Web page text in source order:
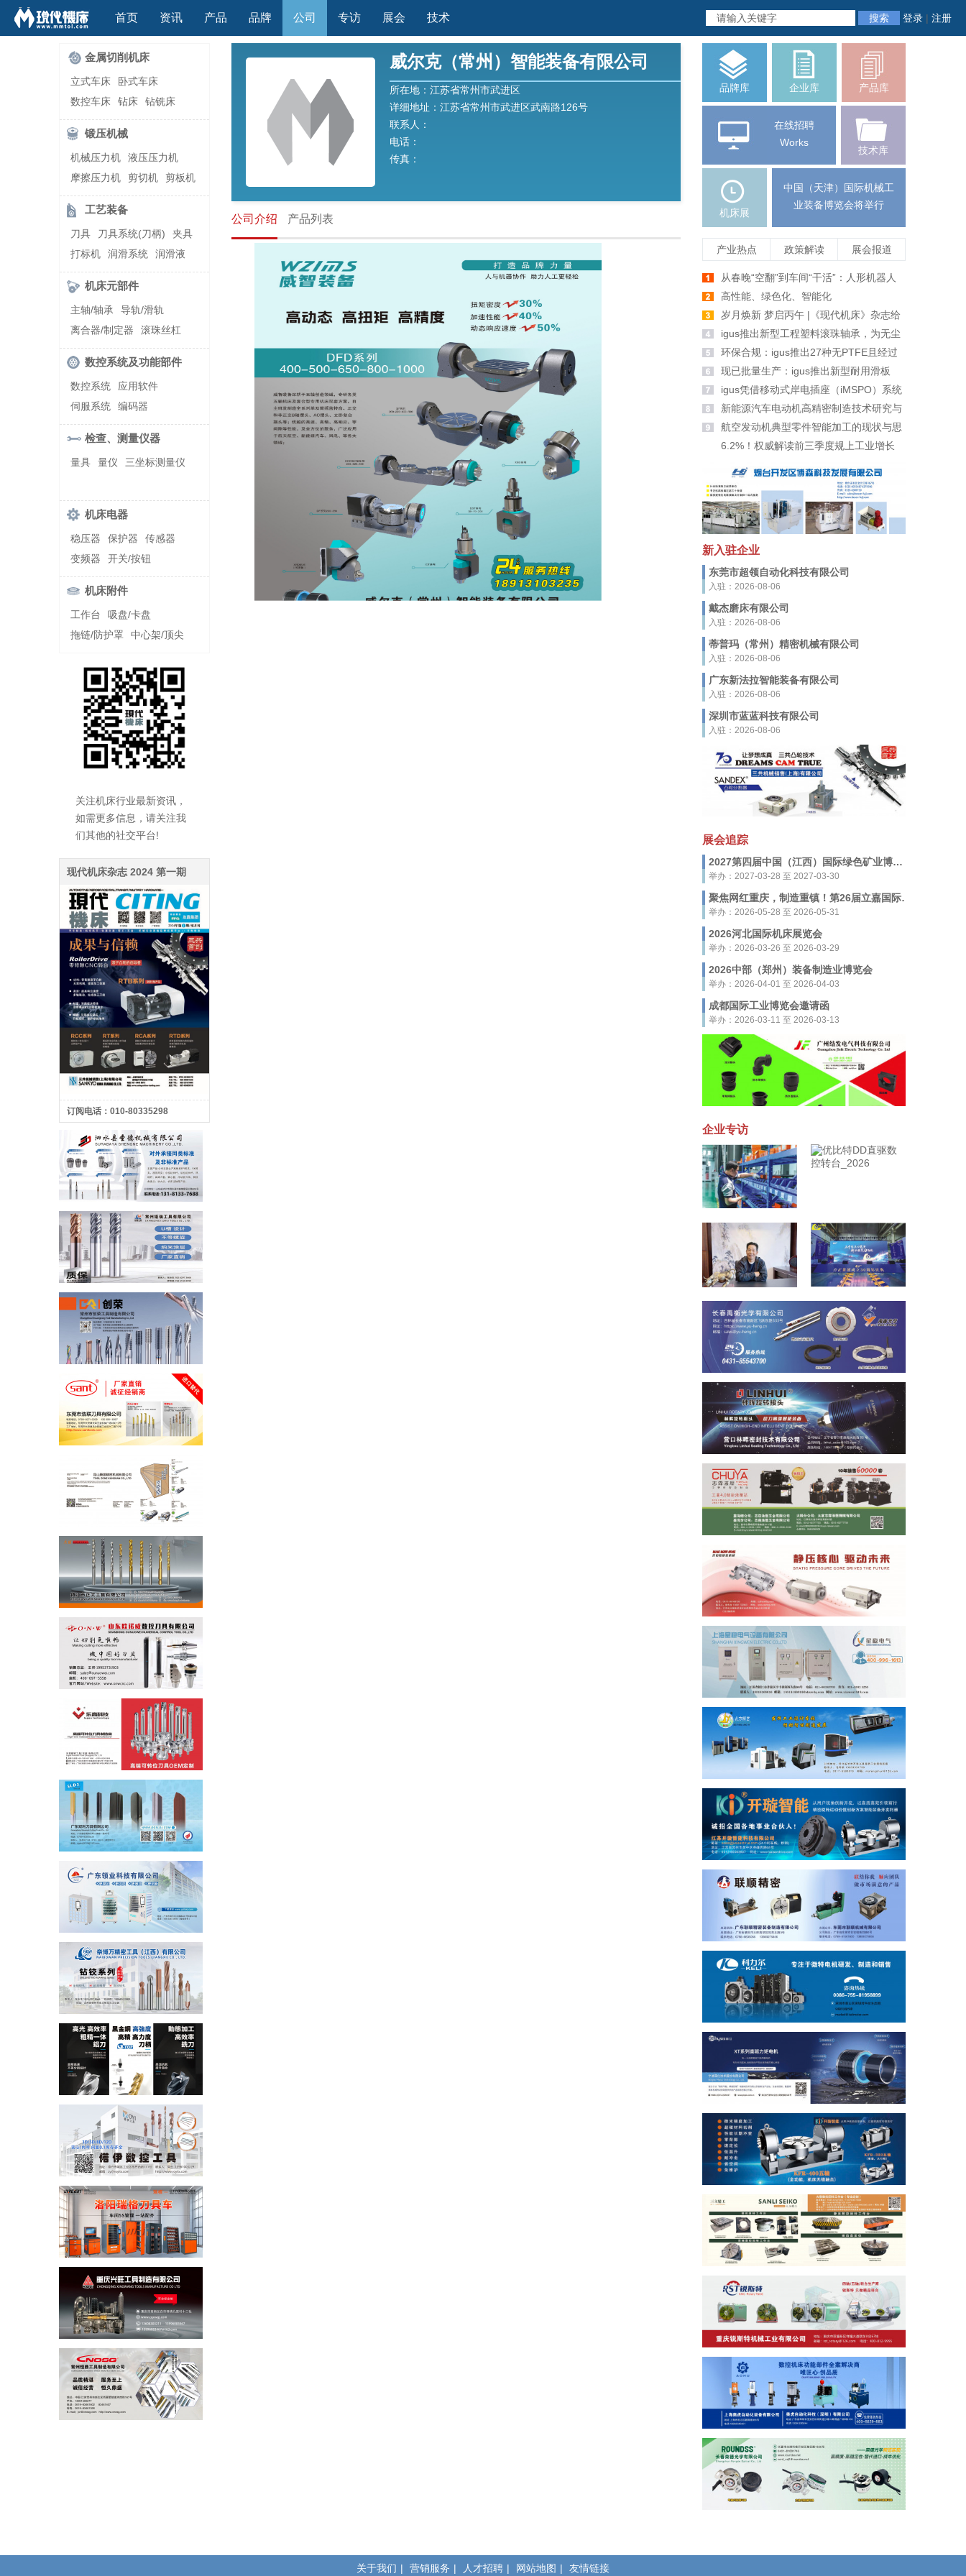
首页 资讯 产品 品牌 公司 专访 展会 技术 搜索 登录 | 注册
金属切削机床
立式车床
卧式车床
数控车床
钻床
钻铣床
立式镗(铣)床
卧式镗(铣)床
龙门铣镗床
立式铣床
卧式铣床
雕刻机
平面磨床
外圆磨床
内圆磨床
龙门磨床
滚齿机\铣齿机
刨床
带锯床
车削加工中心
立式加工中心
卧式加工中心
龙门加工中心
激光快速成型
组合机床
螺纹加工机床
锻压机械
机械压力机
液压压力机
摩擦压力机
剪切机
剪板机
自动锻压机
折弯机
弯管机
快速成型机
工艺装备
刀具 刀具系统(刀柄)
夹具
打标机
润滑系统
润滑液
切削液
刃磨机
机床元部件
主轴/轴承
导轨/滑轨
离合器/制定器
滚珠丝杠
齿轮/减速器
数控系统及功能部件
数控系统
应用软件
伺服系统
编码器
检查、测量仪器
量具 量仪 三坐标测量仪
机床电器
稳压器 保护器
传感器
变频器
开关/按钮
机床附件
工作台
吸盘/卡盘
拖链/防护罩
中心架/顶尖
关注机床行业最新资讯，
如需更多信息，请关注我
们其他的社交平台!
现代机床杂志 2024 第一期
订阅电话：010-80335298
威尔克（常州）智能装备有限公司
所在地：江苏省常州市武进区
详细地址：江苏省常州市武进区武南路126号
联系人：
电话：
传真：
公司介绍 产品列表
品牌库 企业库 产品库
在线招聘
Works
技术库
机床展
中国（天津）国际机械工
业装备博览会将举行
产业热点 政策解读 展会报道
从春晚“空翻”到车间“干活”：人形机器人
爆发前夕，机床行业如何牵手未来智造
高性能、绿色化、智能化
岁月焕新 梦启丙午 |《现代机床》杂志给
大家拜年啦！
igus推出新型工程塑料滚珠轴承，为无尘
室带来更高安全性
环保合规：igus推出27种无PTFE且经过
PFAS检测的新材料
现已批量生产：igus推出新型耐用滑板
轮、滑轮及滚轮适配器
igus凭借移动式岸电插座（iMSPO）系统
荣获“年度海事创新者”奖
新能源汽车电动机高精密制造技术研究与
应用航空发动机典型零件智能加工的现状与思
6.2%！权威解读前三季度规上工业增长
新入驻企业
东莞市超领自动化科技有限公司
入驻：2026-08-06
戴杰磨床有限公司
入驻：2026-08-06
蒂普玛（常州）精密机械有限公司
入驻：2026-08-06
广东新法拉智能装备有限公司
入驻：2026-08-06
深圳市蓝蓝科技有限公司
入驻：2026-08-06
展会追踪
2027第四届中国（江西）国际绿色矿业博览会
举办：2027-03-28 至 2027-03-30
聚焦网红重庆，制造重镇！第26届立嘉国际智能装备展览会，5月28-31日启幕
举办：2026-05-28 至 2026-05-31
2026河北国际机床展览会
举办：2026-03-26 至 2026-03-29
2026中部（郑州）装备制造业博览会
举办：2026-04-01 至 2026-04-03
成都国际工业博览会邀请函
举办：2026-03-11 至 2026-03-13
企业专访
关于我们 | 营销服务 | 人才招聘 | 网站地图 | 友情链接